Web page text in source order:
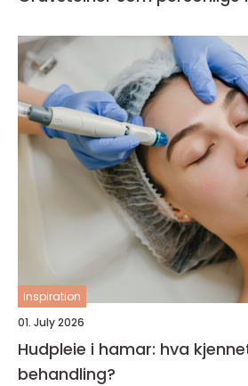
inspiration
01. July 2026
Hudpleie i hamar: hva
behandling?